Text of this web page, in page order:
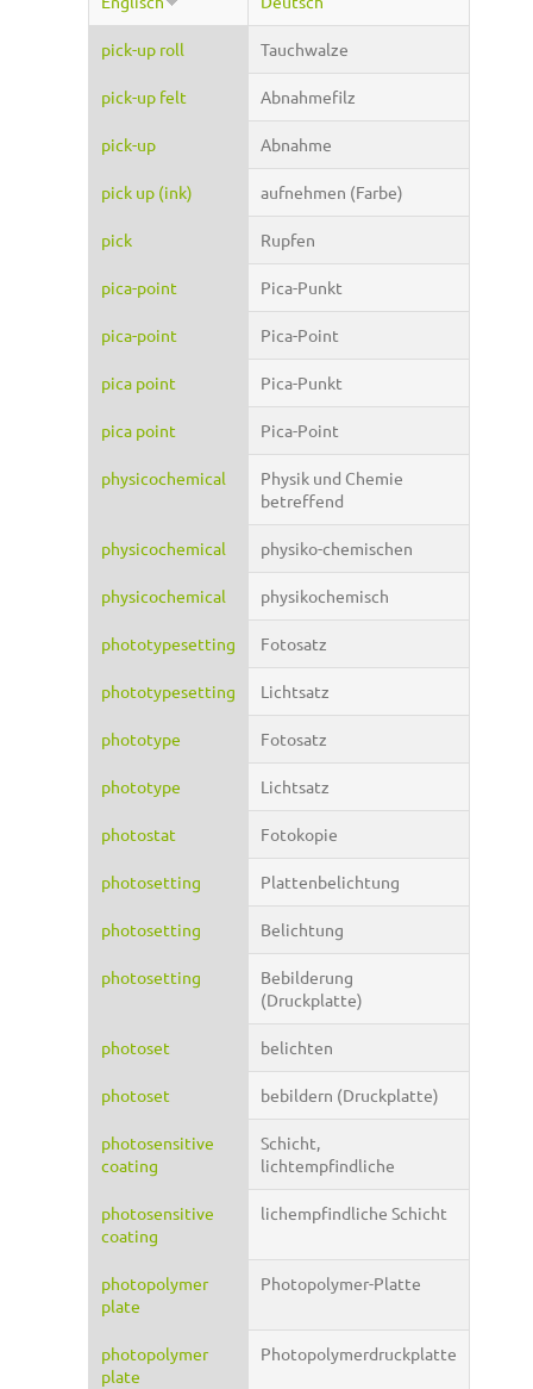
pick-up roll Tauchwalze
pick-up felt Abnahmefilz
pick-up Abnahme
pick up (ink) aufnehmen (Farbe)
pick Rupfen
pica-point Pica-Punkt
pica-point Pica-Point
pica point Pica-Punkt
pica point Pica-Point
physicochemical
Physik und Chemie
betreffend
physicochemical physiko-chemischen
physicochemical physikochemisch
phototypesetting Fotosatz
phototypesetting Lichtsatz
phototype Fotosatz
phototype Lichtsatz
photostat Fotokopie
photosetting Plattenbelichtung
photosetting Belichtung
photosetting
Bebilderung
(Druckplatte)
photoset belichten
photoset bebildern (Druckplatte)
photosensitive
coating
Schicht,
lichtempfindliche
photosensitive
coating
lichempfindliche Schicht
photopolymer
plate
Photopolymer-Platte
photopolymer
plate
Photopolymerdruckplatte